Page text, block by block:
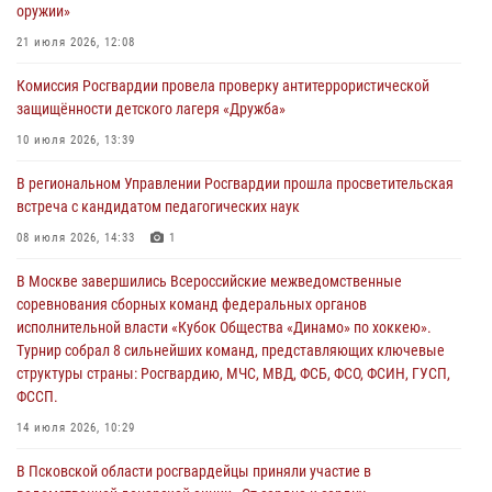
03 августа 2026, 14:10
безопасности во время празднования Дня ВДВ
02 августа 2026, 13:28
улицу Труда
31 июля 2026, 13:53
Всероссийского конкурса профессионального мастерства среди
сотрудников вневедомственной охраны Росгвардии, Псковские
Росгвардейцы одержали победу
30 июля 2026, 05:10
оружии»
21 июля 2026, 12:08
Комиссия Росгвардии провела проверку антитеррористической
защищённости детского лагеря «Дружба»
10 июля 2026, 13:39
В региональном Управлении Росгвардии прошла просветительская
встреча с кандидатом педагогических наук
08 июля 2026, 14:33 1
В Москве завершились Всероссийские межведомственные
соревнования сборных команд федеральных органов
исполнительной власти «Кубок Общества «Динамо» по хоккею».
Турнир собрал 8 сильнейших команд, представляющих ключевые
структуры страны: Росгвардию, МЧС, МВД, ФСБ, ФСО, ФСИН, ГУСП,
ФССП.
14 июля 2026, 10:29
В Псковской области росгвардейцы приняли участие в